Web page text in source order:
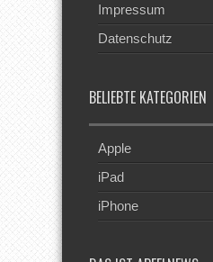
Impressum
Datenschutz
BELIEBTE KATEGORIEN
Apple
iPad
iPhone